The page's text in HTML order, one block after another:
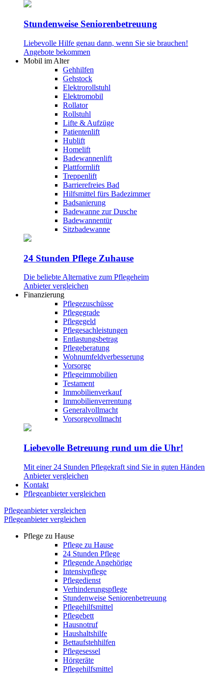
Stundenweise Seniorenbetreuung
Liebevolle Hilfe genau dann, wenn Sie sie brauchen!
Angebote bekommen
Mobil im Alter
Gehhilfen
Gehstock
Elektrorollstuhl
Elektromobil
Rollator
Rollstuhl
Lifte & Aufzüge
Patientenlift
Hublift
Homelift
Badewannenlift
Plattformlift
Treppenlift
Barrierefreies Bad
Hilfsmittel fürs Badezimmer
Badsanierung
Badewanne zur Dusche
Badewannentür
Sitzbadewanne
24 Stunden Pflege Zuhause
Die beliebte Alternative zum Pflegeheim
Anbieter vergleichen
Finanzierung
Pflegezuschüsse
Pflegegrade
Pflegegeld
Pflegesachleistungen
Entlastungsbetrag
Pflegeberatung
Wohnumfeldverbesserung
Vorsorge
Pflegeimmobilien
Testament
Immobilienverkauf
Immobilienverrentung
Generalvollmacht
Vorsorgevollmacht
Liebevolle Betreuung rund um die Uhr!
Mit einer 24 Stunden Pflegekraft sind Sie in guten Händen
Anbieter vergleichen
Kontakt
Pflegeanbieter vergleichen
Pflegeanbieter vergleichen
Pflegeanbieter vergleichen
Pflege zu Hause
Pflege zu Hause
24 Stunden Pflege
Pflegende Angehörige
Intensivpflege
Pflegedienst
Verhinderungspflege
Stundenweise Seniorenbetreuung
Pflegehilfsmittel
Pflegebett
Hausnotruf
Haushaltshilfe
Bettaufstehhilfen
Pflegesessel
Hörgeräte
Pflegehilfsmittel